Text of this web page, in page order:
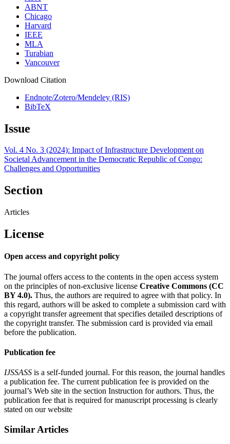
ABNT
Chicago
Harvard
IEEE
MLA
Turabian
Vancouver
Download Citation
Endnote/Zotero/Mendeley (RIS)
BibTeX
Issue
Vol. 4 No. 3 (2024): Impact of Infrastructure Development on
Societal Advancement in the Democratic Republic of Congo:
Challenges and Opportunities
Section
Articles
License
Open access and copyright policy
The journal offers access to the contents in the open access system
on the principles of non-exclusive license Creative Commons (CC
BY 4.0). Thus, the authors are required to agree with that policy. In
this regard, authors will be asked to complete a submission card with
a copyright transfer agreement that specifies detailed descriptions of
the copyright transfer. The submission card is provided via email
before the publication.
Publication fee
IJSSASS is a self-funded journal. For this reason, the journal handles
a publication fee. The current publication fee is provided on the
journal’s Web site in the section Instruction for authors. Thus, the
publication fee that is required for manuscript processing is clearly
stated on our website
Similar Articles